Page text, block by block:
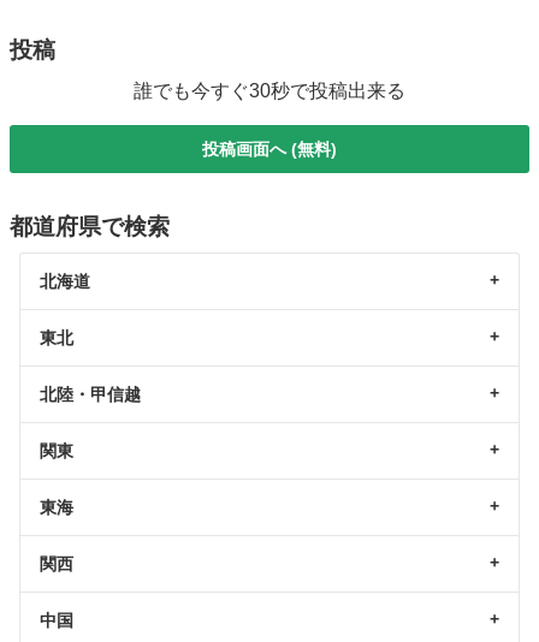
投稿
誰でも今すぐ30秒で投稿出来る
投稿画面へ (無料)
都道府県で検索
北海道
東北
北陸・甲信越
関東
東海
関西
中国